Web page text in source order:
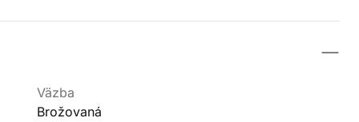
Väzba
Brožovaná